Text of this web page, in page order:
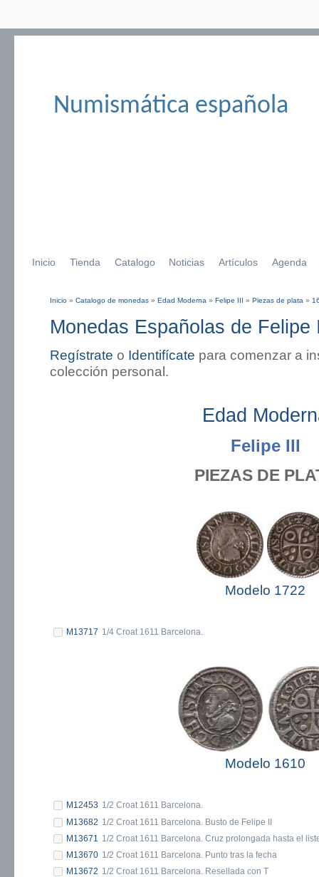
Numismática española
Inicio Tienda Catalogo Noticias Artículos Agenda
Inicio » Catalogo de monedas » Edad Moderna » Felipe III » Piezas de plata »
Monedas Españolas de Felipe
Regístrate o Identifícate para comenzar a
colección personal.
Edad
Felipe III
PIEZAS DE
Modelo 1722
M13717 1/4 Croat 1611 Barcelona.
Modelo 1610
M12453 1/2 Croat 1611 Barcelona.
M13682 1/2 Croat 1611 Barcelona. Busto de Felipe II
M13671
1/2 Croat 1611 Barcelona. Cruz prolongada hasta el
M13670 1/2 Croat 1611 Barcelona. Punto tras la fecha
M13672 1/2 Croat 1611 Barcelona. Resellada con T